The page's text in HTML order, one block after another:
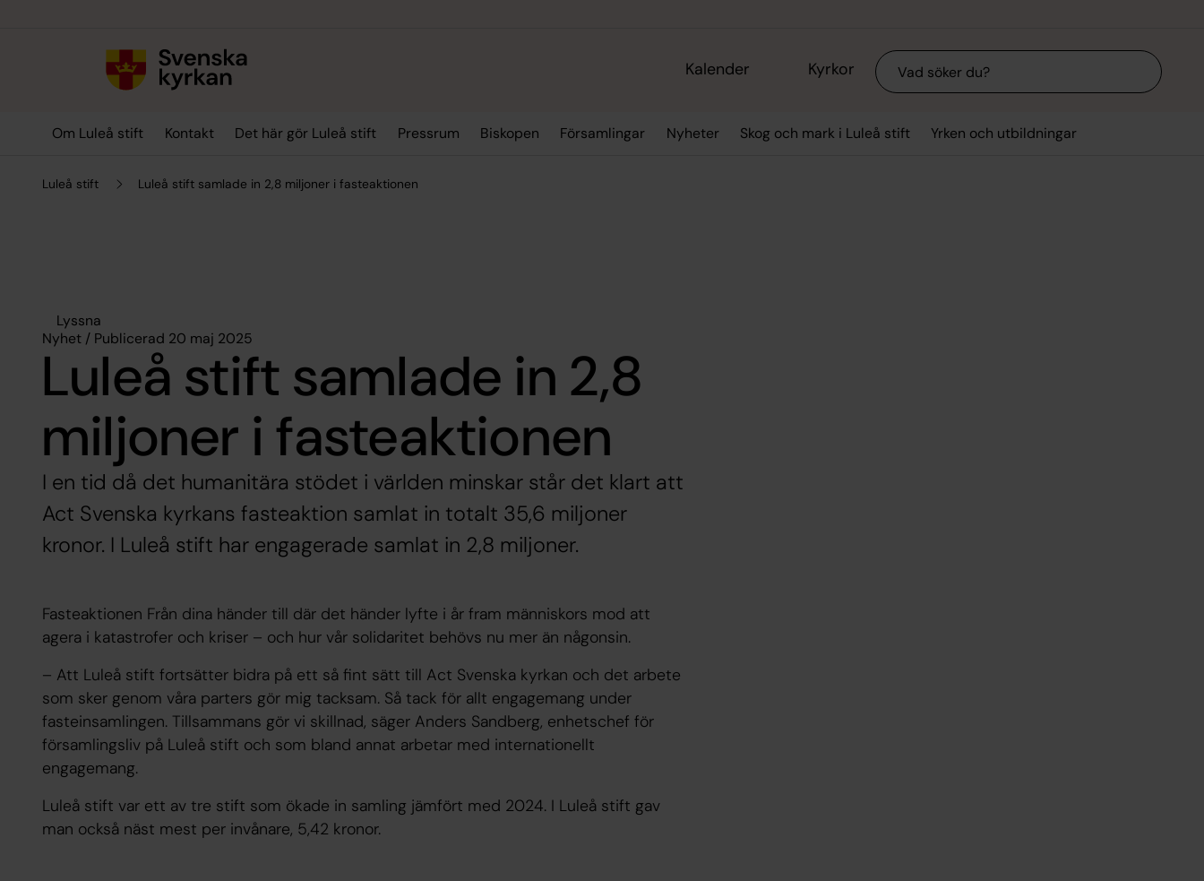
Kalender Kyrkor Sök
Om Luleå stift Kontakt Det här gör Luleå stift Pressrum Biskopen Församlingar Nyheter Skog och mark i Luleå stift Yrken och utbildningar
Luleå stift Luleå stift samlade in 2,8 miljoner i fasteaktionen
Lyssna
Nyhet / Publicerad 20 maj 2025
Luleå stift samlade in 2,8
miljoner i fasteaktionen
I en tid då det humanitära stödet i världen minskar står det klart att
Act Svenska kyrkans fasteaktion samlat in totalt 35,6 miljoner
kronor. I Luleå stift har engagerade samlat in 2,8 miljoner.
Fasteaktionen Från dina händer till där det händer lyfte i år fram människors mod att
agera i katastrofer och kriser – och hur vår solidaritet behövs nu mer än någonsin.
– Att Luleå stift fortsätter bidra på ett så fint sätt till Act Svenska kyrkan och det arbete
som sker genom våra parters gör mig tacksam. Så tack för allt engagemang under
fasteinsamlingen. Tillsammans gör vi skillnad, säger Anders Sandberg, enhetschef för
församlingsliv på Luleå stift och som bland annat arbetar med internationellt
engagemang.
Luleå stift var ett av tre stift som ökade in samling jämfört med 2024. I Luleå stift gav
man också näst mest per invånare, 5,42 kronor.